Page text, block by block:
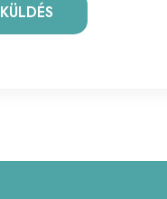
KÜLDÉS